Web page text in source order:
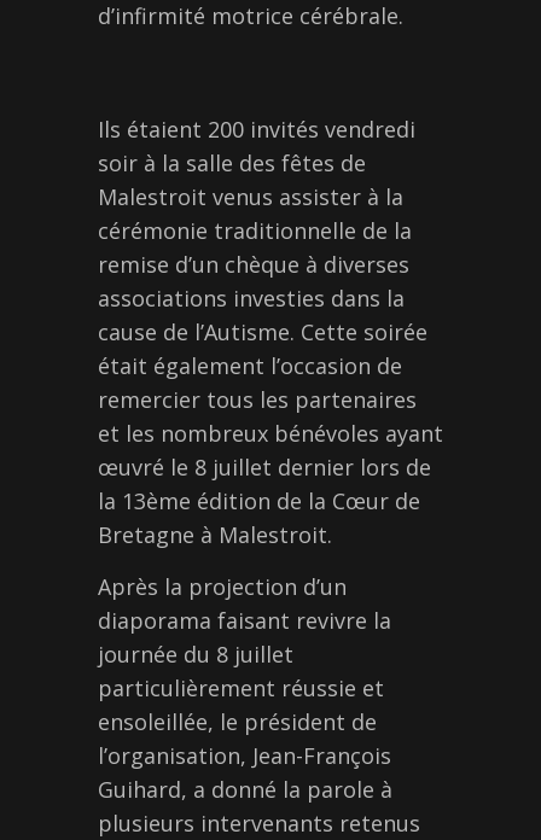
d’infirmité motrice cérébrale.
Ils étaient 200 invités vendredi
soir à la salle des fêtes de
Malestroit venus assister à la
cérémonie traditionnelle de la
remise d’un chèque à diverses
associations investies dans la
cause de l’Autisme. Cette soirée
était également l’occasion de
remercier tous les partenaires
et les nombreux bénévoles ayant
œuvré le 8 juillet dernier lors de
la 13ème édition de la Cœur de
Bretagne à Malestroit.
Après la projection d’un
diaporama faisant revivre la
journée du 8 juillet
particulièrement réussie et
ensoleillée, le président de
l’organisation, Jean-François
Guihard, a donné la parole à
plusieurs intervenants retenus